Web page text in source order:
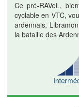
Ce pré-RAVeL,
cyclable en VTC,
ardennais,
la bataille des